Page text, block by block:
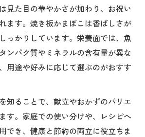
見た目の華やかさが加わり、お祝い
ます。焼き板かまぼこは香ばしさが
っかりしています。栄養面では、魚
ンパク質やミネラルの含有量が異な
用途や好みに応じて選ぶのがおすす
知ることで、献立やおかずのバリエ
す。家庭での使い分けや、レシピへ
でき、健康と節約の両立に役立ちま